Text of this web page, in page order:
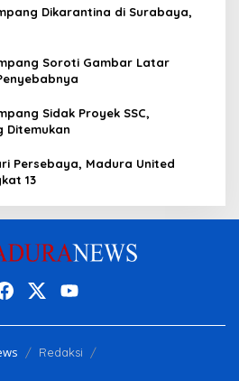
Dikarantina di Surabaya,
Soroti Gambar Latar
Sidak Proyek SSC,
Ditemukan
Persebaya, Madura United
13
Redaksi